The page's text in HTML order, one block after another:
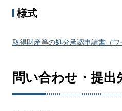
様式
取得財産等の処分承認申請書（ワ
問い合わせ・提出